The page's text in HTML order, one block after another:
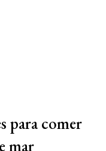
para comer
mar